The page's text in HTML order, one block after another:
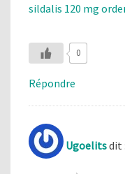
sildalis 120 mg
0
Répondre
Ugoelitsdit :